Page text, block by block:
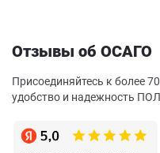
Отзывы об ОСАГО
Присоединяйтесь к более
удобство и надежность